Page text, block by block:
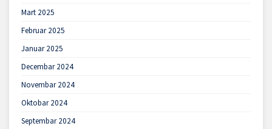
Mart 2025
Februar 2025
Januar 2025
Decembar 2024
Novembar 2024
Oktobar 2024
Septembar 2024